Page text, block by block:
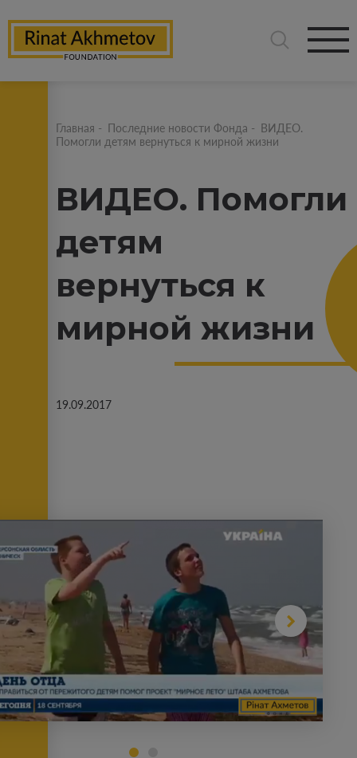
Главная - Последние новости Фонда - ВИДЕО.
Помогли детям вернуться к мирной жизни
ВИДЕО. Помогли
детям
вернуться к
мирной жизни
19.09.2017